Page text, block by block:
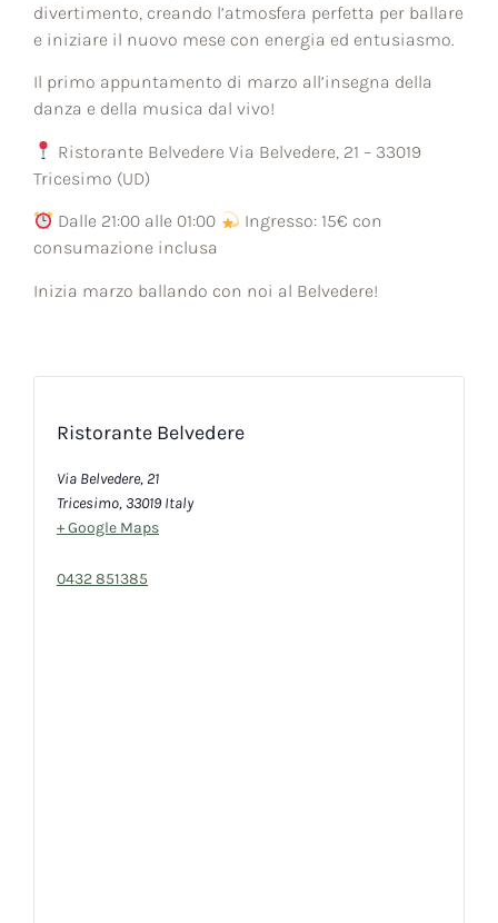
divertimento, creando l’atmosfera perfetta per ballare
e iniziare il nuovo mese con energia ed entusiasmo.
Il primo appuntamento di marzo all’insegna della
danza e della musica dal vivo!
Ristorante Belvedere Via Belvedere, 21 – 33019
Tricesimo (UD)
Dalle 21:00 alle 01:00
Ingresso: 15€ con
consumazione inclusa
Inizia marzo ballando con noi al Belvedere!
Ristorante Belvedere
Via Belvedere, 21
Tricesimo, 33019 Italy
+ Google Maps
0432 851385